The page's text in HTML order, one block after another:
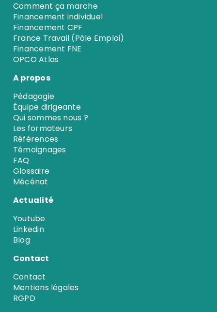
Comment ça marche
Financement individuel
Financement CPF
France Travail (Pôle Emploi)
Financement FNE
OPCO Atlas
A propos
Pédagogie
Équipe dirigeante
Qui sommes nous ?
Les formateurs
Références
Témoignages
FAQ
Glossaire
Mécénat
Actualité
Youtube
Linkedin
Blog
Contact
Contact
Mentions légales
RGPD